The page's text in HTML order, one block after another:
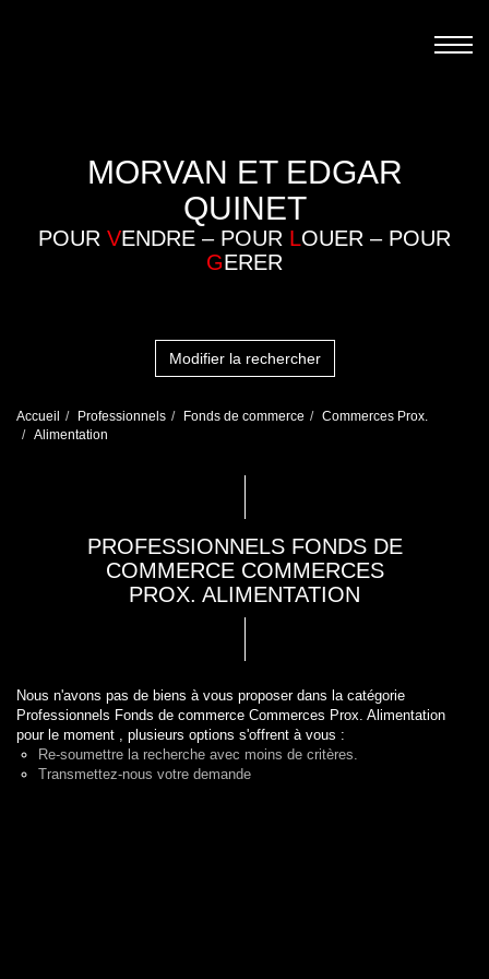
MORVAN ET EDGAR
QUINET
POUR VENDRE – POUR LOUER – POUR
GERER
Modifier la rechercher
Accueil Professionnels Fonds de commerce
Commerces Prox.
Alimentation
PROFESSIONNELS FONDS DE
COMMERCE COMMERCES
PROX. ALIMENTATION
Nous n'avons pas de biens à vous proposer dans la catégorie
Professionnels Fonds de commerce Commerces Prox. Alimentation
pour le moment , plusieurs options s'offrent à vous :
Re-soumettre la recherche avec moins de critères.
Transmettez-nous votre demande